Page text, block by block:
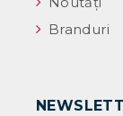
Branduri